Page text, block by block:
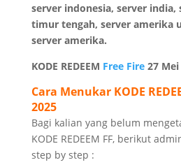
server indonesia, server india,
timur tengah, server amerika
server amerika.
KODE REDEEM Free Fire27 Mei
Cara Menukar KODE
2025
Bagi kalian yang belum
KODE REDEEM FF, berikut
step by step :